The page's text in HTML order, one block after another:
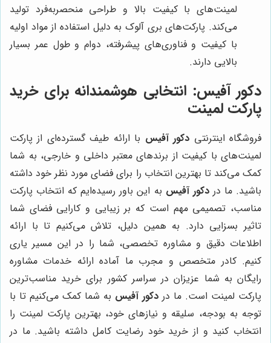
لمینت‌های با کیفیت بالا و طراحی منحصربه‌فرد تولید
می‌کند. پارکت‌های بری آلوک به دلیل استفاده از مواد اولیه
با کیفیت و فناوری‌های پیشرفته، دوام و طول عمر بسیار
بالایی دارند.
دکور آفیس: انتخابی هوشمندانه برای خرید
پارکت لمینت
فروشگاه اینترنتی دکور آفیس با ارائه طیف گسترده‌ای از پارکت
لمینت‌های با کیفیت از برندهای معتبر داخلی و خارجی، به شما
کمک می‌کند تا بهترین انتخاب را برای فضای مورد نظر خود داشته
باشید. ما دردکور آفیس به این باور رسیده‌ایم که انتخاب پارکت
مناسب، تصمیمی مهم است که بر زیبایی و کارایی فضای شما
تاثیر بسزایی دارد. به همین دلیل، تلاش می‌کنیم تا با ارائه
اطلاعات دقیق و مشاوره تخصصی، شما را در این مسیر یاری
کنیم. کادر متخصص و مجرب ما آماده ارائه خدمات مشاوره
رایگان به شما عزیزان در سراسر کشور برای خرید مناسب‌ترین
پارکت لمینت است. ما در دکور آفیس به شما کمک می‌کنیم تا با
توجه به بودجه، سلیقه و نیازهای خود، بهترین پارکت لمینت را
انتخاب کنید و از خرید خود رضایت کامل داشته باشید. ما در